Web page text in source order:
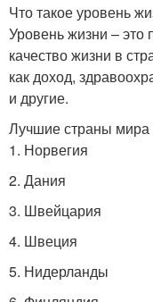
Что такое уровень
Уровень жизни – это
качество жизни в
как доход,
и другие.
Лучшие страны
1. Норвегия
2. Дания
3. Швейцария
4. Швеция
5. Нидерланды